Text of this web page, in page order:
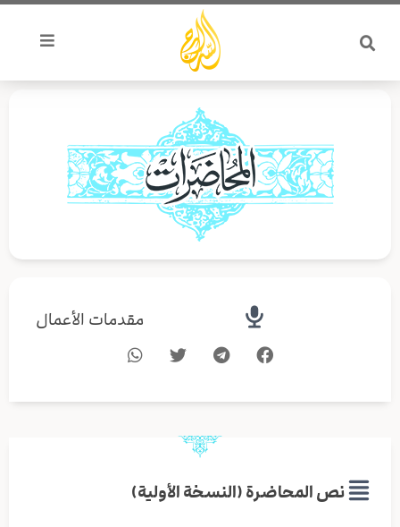
تخطي
المحتوى
مقدمات الأعمال
نص المحاضرة (النسخة الأولية)